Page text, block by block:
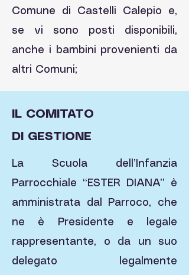
Comune di Castelli Calepio e,
se vi sono posti disponibili,
anche i bambini provenienti da
altri Comuni;
IL COMITATO
DI GESTIONE
La Scuola dell’Infanzia
Parrocchiale “ESTER DIANA” è
amministrata dal Parroco, che
ne è Presidente e legale
rappresentante, o da un suo
delegato legalmente